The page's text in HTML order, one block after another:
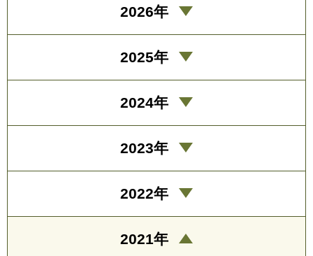
2026年
2025年
2024年
2023年
2022年
2021年